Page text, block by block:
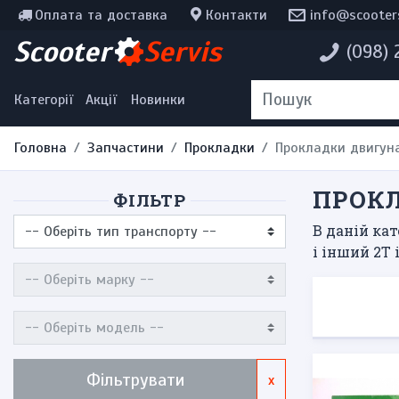
Оплата та доставка Контакти
Scooter Servis (098)
Категорії Акції Новинки
Інструменти, мотохімія
Наклейки
Одяг та екіпірування
Головна Запчастини Прокладки Прокладки
ФІЛЬТР
Фільтрувати x
В даній
і інший 2Т